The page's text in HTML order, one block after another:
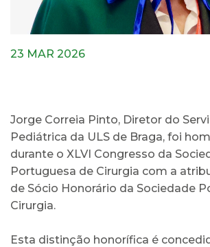
23 MAR 2026
Jorge Correia Pinto, Diretor do
Pediátrica da ULS de Braga, foi
durante o XLVI Congresso da
Portuguesa de Cirurgia com a
de Sócio Honorário da Sociedade
Cirurgia.
Esta distinção honorífica é